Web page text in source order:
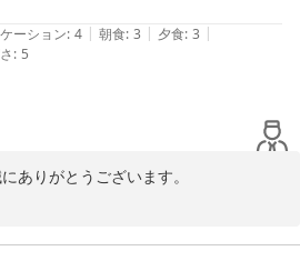
、心よりお待ち申し上げております。
な日に利用するには向かないと感じま
あり、売店の品揃えも良かったです。
でした。
ーション: 4 | 朝食: 3 | 夕食: 3 |
: 5
ありがとうございます。
のお言葉を頂戴し、大変嬉しく存じま